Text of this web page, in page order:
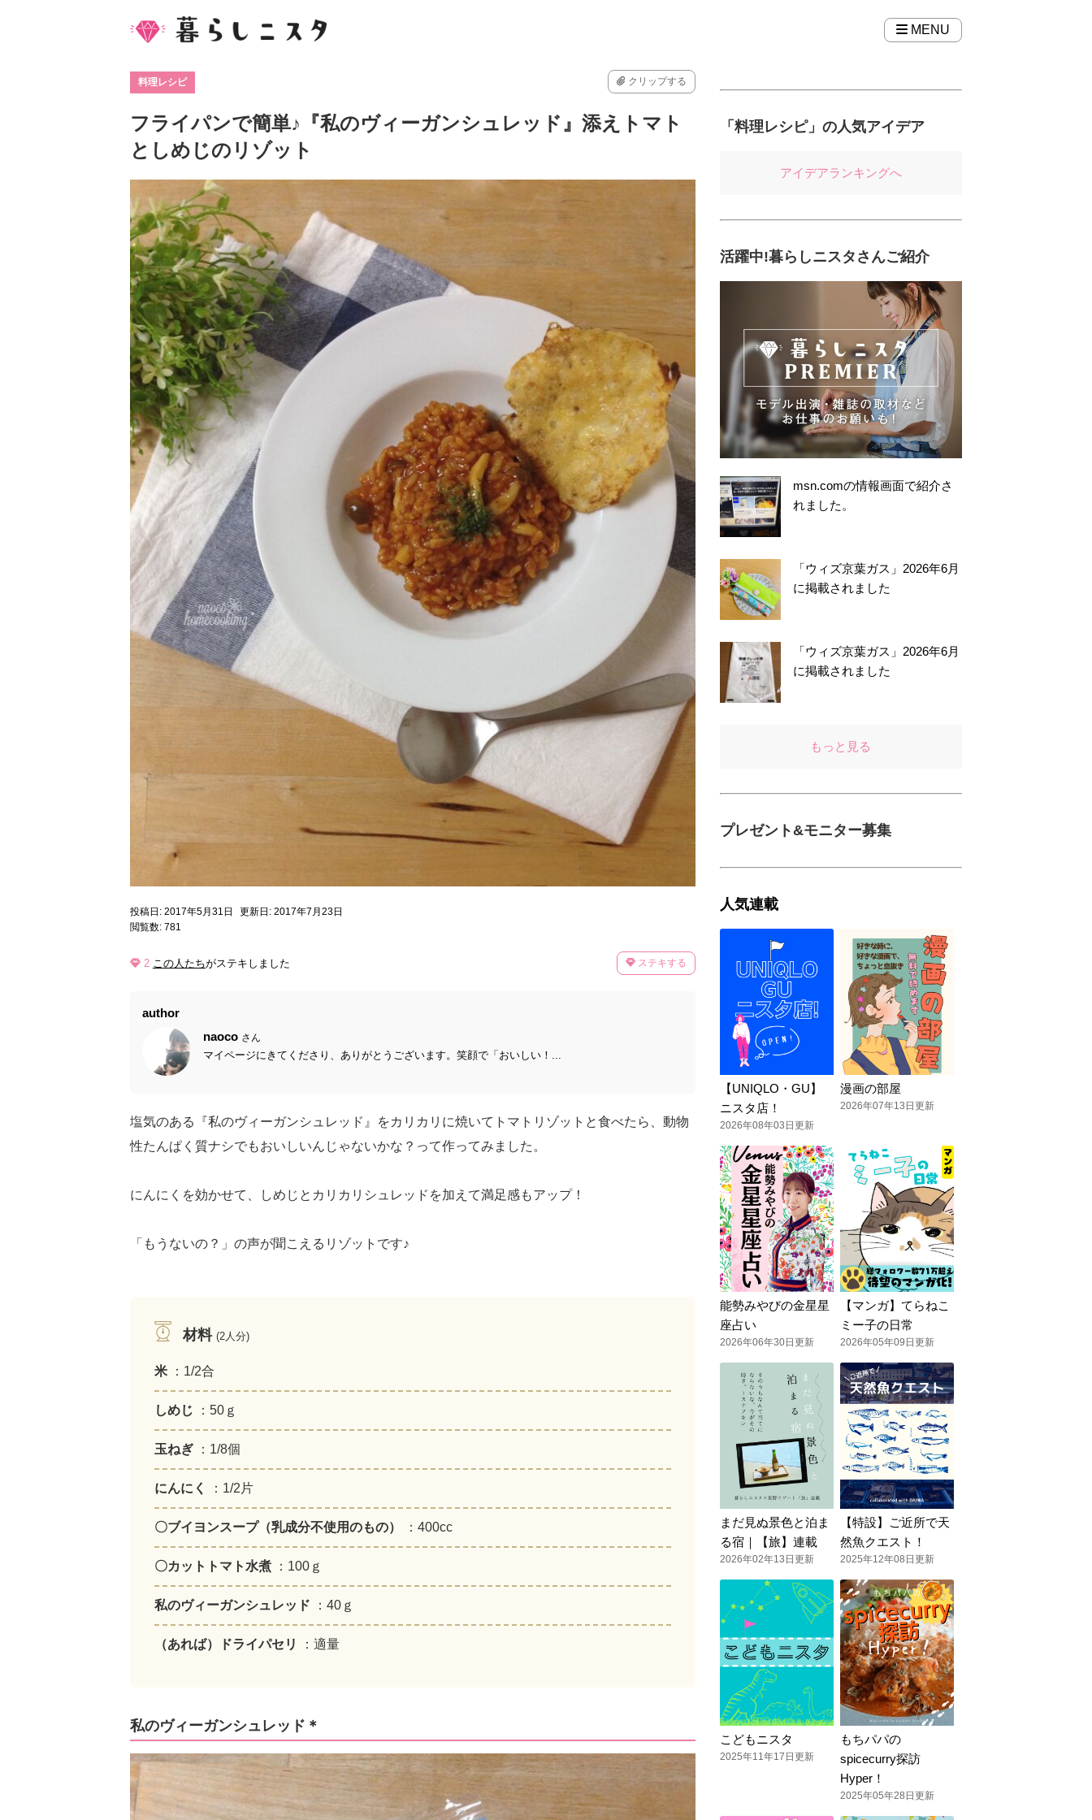
MENU
料理レシピ クリップする
フライパンで簡単♪『私のヴィーガンシュレッド』添えトマト
としめじのリゾット
投稿日: 2017年5月31日
更新日: 2017年7月23日
閲覧数: 781
2 この人たちがステキしました ステキする
author
naoco さん
マイページにきてくださり、ありがとうございます。笑顔で「おいしい！...
塩気のある『私のヴィーガンシュレッド』をカリカリに焼いてトマトリゾットと食べたら、動物
性たんぱく質ナシでもおいしいんじゃないかな？って作ってみました。
にんにくを効かせて、しめじとカリカリシュレッドを加えて満足感もアップ！
「もうないの？」の声が聞こえるリゾットです♪
材料 (2人分)
米 ：1/2合
しめじ ：50ｇ
玉ねぎ ：1/8個
にんにく ：1/2片
〇ブイヨンスープ（乳成分不使用のもの） ：400cc
〇カットトマト水煮 ：100ｇ
私のヴィーガンシュレッド ：40ｇ
（あれば）ドライパセリ ：適量
私のヴィーガンシュレッド＊
「料理レシピ」の人気アイデア
アイデアランキングへ
活躍中!暮らしニスタさんご紹介
msn.comの情報画面で紹介さ
れました。
「ウィズ京葉ガス」2026年6月
に掲載されました
「ウィズ京葉ガス」2026年6月
に掲載されました
もっと見る
プレゼント&モニター募集
人気連載
【UNIQLO・GU】
ニスタ店！
2026年08年03日更新
漫画の部屋
2026年07年13日更新
能勢みやびの金星星
座占い
2026年06年30日更新
【マンガ】てらねこ
ミー子の日常
2026年05年09日更新
まだ見ぬ景色と泊ま
る宿｜【旅】連載
2026年02年13日更新
【特設】ご近所で天
然魚クエスト！
2025年12年08日更新
こどもニスタ
2025年11年17日更新
もちパパの
spicecurry探訪
Hyper！
2025年05年28日更新